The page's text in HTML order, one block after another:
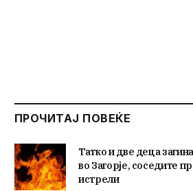
ПРОЧИТАЈ ПОВЕЌЕ
Татко и две деца
во Загорје, соседите
истрели